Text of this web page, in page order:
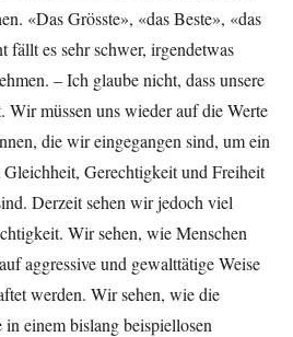
«Das Grösste», «das Beste», «das
fällt es sehr schwer, irgendetwas
– Ich glaube nicht, dass unsere
Wir müssen uns wieder auf die Werte
die wir eingegangen sind, um ein
Gerechtigkeit und Freiheit
Derzeit sehen wir jedoch viel
Wir sehen, wie Menschen
aggressive und gewalttätige Weise
werden. Wir sehen, wie die
in einem bislang beispiellosen